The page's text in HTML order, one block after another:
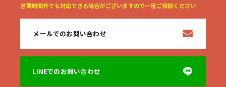
営業時間外でも対応できる場合がございますので一度ご相談ください
メールでのお問い合わせ
LINEでのお問い合わせ